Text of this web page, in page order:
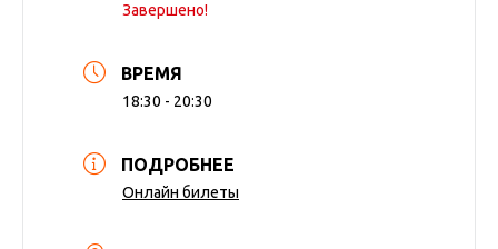
Завершено!
ВРЕМЯ
18:30 - 20:30
ПОДРОБНЕЕ
Онлайн билеты